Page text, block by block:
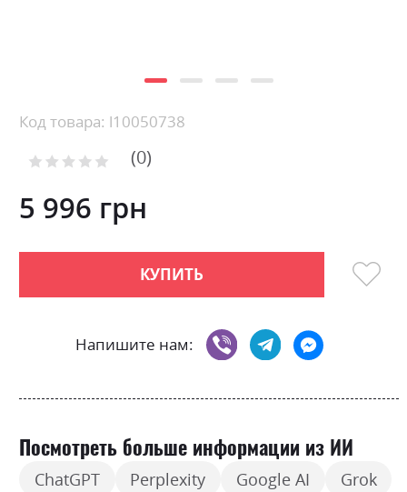
Skip
the
of
the
gallery
Код товара: l10050738
Рейтинг: 0
5 996 грн
КУПИТЬ
Напишите нам:
Посмотреть больше информации из ИИ
ChatGPT Perplexity Google AI Grok